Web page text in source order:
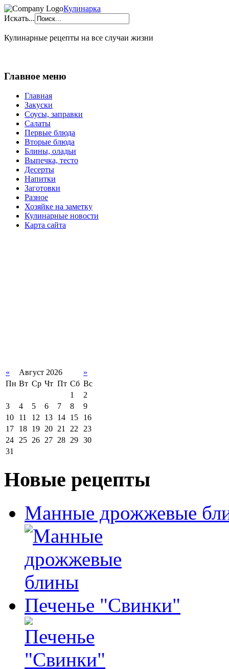
Кулинарка
Искать...
Кулинарные рецепты на все случаи жизни
Главное меню
Главная
Закуски
Соусы, заправки
Салаты
Первые блюда
Вторые блюда
Блины, оладьи
Выпечка, тесто
Десерты
Напитки
Заготовки
Разное
Хозяйке на заметку
Кулинарные новости
Карта сайта
« Август 2026
»
Пн Вт Ср Чт Пт Сб Вс
1
2
3
4 5 6 7 8
9
10
11 12 13 14 15
16
17
18 19 20 21 22 23
24 25 26 27 28 29 30
31
Новые рецепты
Манные дрожжевые
Печенье "Свинки"